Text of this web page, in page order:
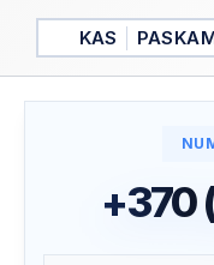
Pereiti
turinio
KAS
+370